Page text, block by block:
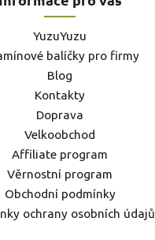
YuzuYuzu
balíčky pro firmy
Blog
Kontakty
Doprava
Velkoobchod
Affiliate program
Věrnostní program
Obchodní podmínky
ochrany osobních údajů